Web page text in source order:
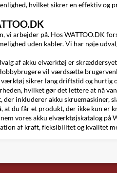
hvilket sikrer en effektiv og
arbejder på. Hos WATTOO.DK
uden kabler. Vi har nøje
af akku elværktøj er
vil værdsætte
sikrer lang driftstid og hurtig
hvilket gør det lettere at nå
inkluderer akku skruemaskiner,
at du får et produkt, der ikke kun er
vores akku elværktøjskatalog på
af kraft, fleksibilitet og kvalitet